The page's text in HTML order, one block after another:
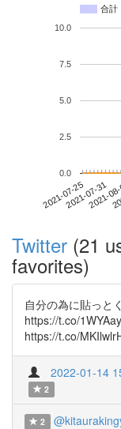
合計
2021-07-252021-07-31
2021-
0.0
2.5
5.0
7.5
10.0
Twitter (21
favorites)
自分の為に貼っ
https://t.co/
https://t.co/
2022-01-14
2
2